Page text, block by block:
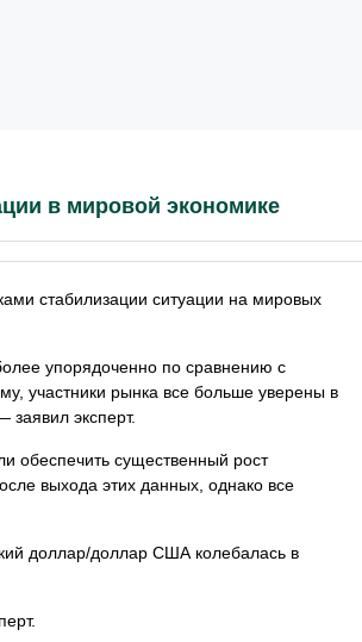
в мировой экономике
стабилизации ситуации на мировых
упорядоченно по сравнению с
участники рынка все больше уверены в
эксперт.
обеспечить существенный рост
выхода этих данных, однако все
доллар/доллар США колебалась в